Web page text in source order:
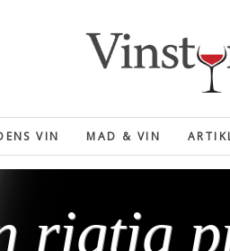
VIN MAD & VIN
rigtig